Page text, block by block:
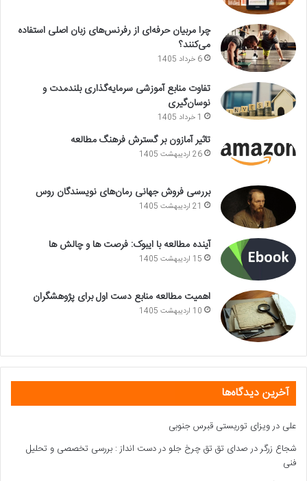
چرا مربیان حرفه‌ای از رفرنس‌های زبان اصلی استفاده
می‌کنند؟
6 خرداد 1405
تفاوت منابع آموزشی سرمایه‌گذاری بلندمدت و
نوسان‌گیری
1 خرداد 1405
تاثیر آمازون بر گسترش فرهنگ مطالعه
26 اردیبهشت 1405
بررسی فروش جهانی رمان‌های نویسندگان روس
21 اردیبهشت 1405
آینده مطالعه با ایبوک: فرصت ها و چالش ها
15 اردیبهشت 1405
اهمیت مطالعه منابع دست اول برای پژوهشگران
10 اردیبهشت 1405
آخرین دیدگاه‌ها
علی درویزای توریستی قبرس جنوبی
شجاع زرگردرصدای تق تق چرخ جلو در دست انداز : بررسی تخصصی و تحلیل
فنی